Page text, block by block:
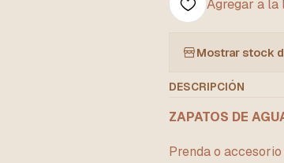
Agregar a
Mostrar stock
DESCRIPCIÓN
ZAPATOS DE
Prenda o